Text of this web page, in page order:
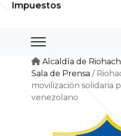
Alcaldía de
Sala de Prensa /
movilización solidaria
venezolano
Impuestos